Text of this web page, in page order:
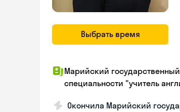
Выбрать время
Марийский государственный
специальности "учитель
Окончила Марийский